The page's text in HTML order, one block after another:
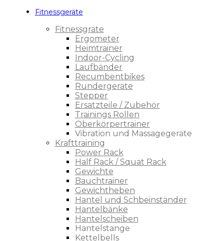
Fitnessgeräte
Fitnessgräte
Ergometer
Heimtrainer
Indoor-Cycling
Laufbänder
Recumbentbikes
Rundergeräte
Stepper
Ersatzteile / Zubehör
Trainings Rollen
Oberkörpertrainer
Vibration und Massagegeräte
Krafttraining
Power Rack
Half Rack / Squat Rack
Gewichte
Bauchtrainer
Gewichtheben
Hantel und Schbeinständer
Hantelbänke
Hantelscheiben
Hantelstange
Kettelbells